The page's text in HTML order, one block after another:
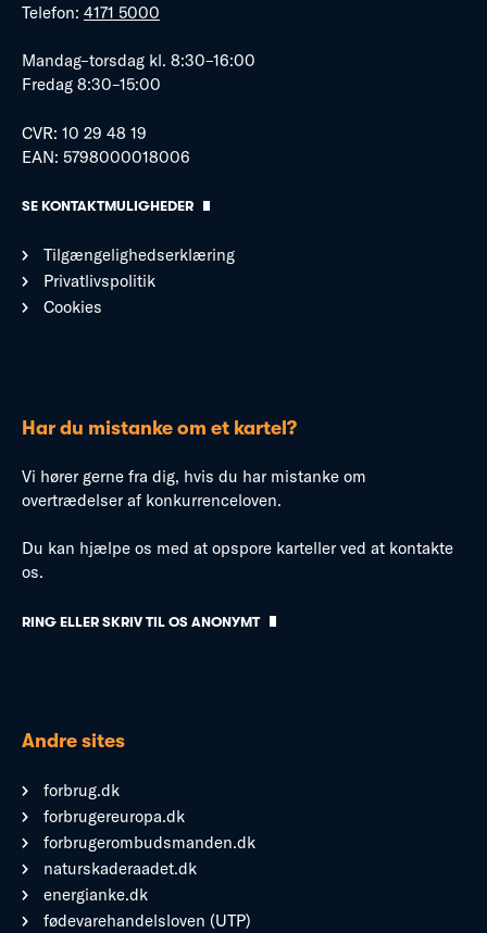
Telefon: 4171 5000
Mandag–torsdag kl. 8:30–16:00
Fredag 8:30–15:00
CVR: 10 29 48 19
EAN: 5798000018006
SE KONTAKTMULIGHEDER
Tilgængelighedserklæring
Privatlivspolitik
Cookies
Har du mistanke om et kartel?
Vi hører gerne fra dig, hvis du har mistanke om
overtrædelser af konkurrenceloven.
Du kan hjælpe os med at opspore karteller ved at kontakte
os.
RING ELLER SKRIV TIL OS ANONYMT
Andre sites
forbrug.dk
forbrugereuropa.dk
forbrugerombudsmanden.dk
naturskaderaadet.dk
energianke.dk
fødevarehandelsloven (UTP)